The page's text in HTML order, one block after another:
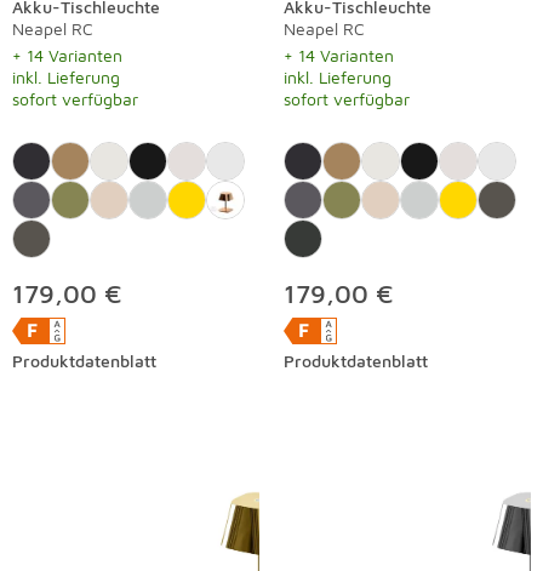
Akku-Tischleuchte
Neapel RC
+ 14 Varianten
inkl. Lieferung
sofort verfügbar
179,00 €
Produktdatenblatt
Akku-Tischleuchte
Neapel RC
+ 14 Varianten
inkl. Lieferung
sofort verfügbar
179,00 €
Produktdatenblatt